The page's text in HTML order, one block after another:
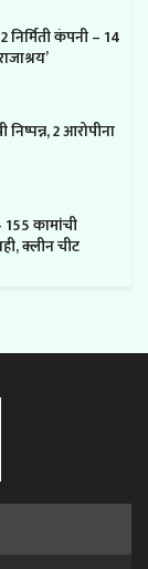
कंपनी – 14
2 आरोपीना
कामांची
क्लीन चीट